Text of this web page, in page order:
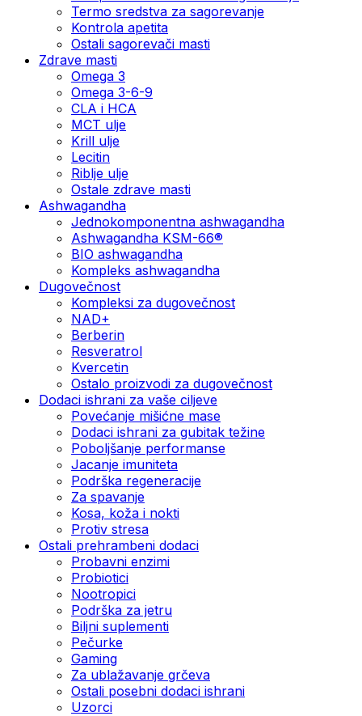
Termo sredstva za sagorevanje
Kontrola apetita
Ostali sagorevači masti
Zdrave masti
Omega 3
Omega 3-6-9
CLA i HCA
MCT ulje
Krill ulje
Lecitin
Riblje ulje
Ostale zdrave masti
Ashwagandha
Jednokomponentna ashwagandha
Ashwagandha KSM-66®
BIO ashwagandha
Kompleks ashwagandha
Dugovečnost
Kompleksi za dugovečnost
NAD+
Berberin
Resveratrol
Kvercetin
Ostalo proizvodi za dugovečnost
Dodaci ishrani za vaše ciljeve
Povećanje mišićne mase
Dodaci ishrani za gubitak težine
Poboljšanje performanse
Jacanje imuniteta
Podrška regeneracije
Za spavanje
Kosa, koža i nokti
Protiv stresa
Ostali prehrambeni dodaci
Probavni enzimi
Probiotici
Nootropici
Podrška za jetru
Biljni suplementi
Pečurke
Gaming
Za ublažavanje grčeva
Ostali posebni dodaci ishrani
Uzorci